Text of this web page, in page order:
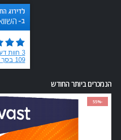
הנמכרים ביותר החודש
-55%